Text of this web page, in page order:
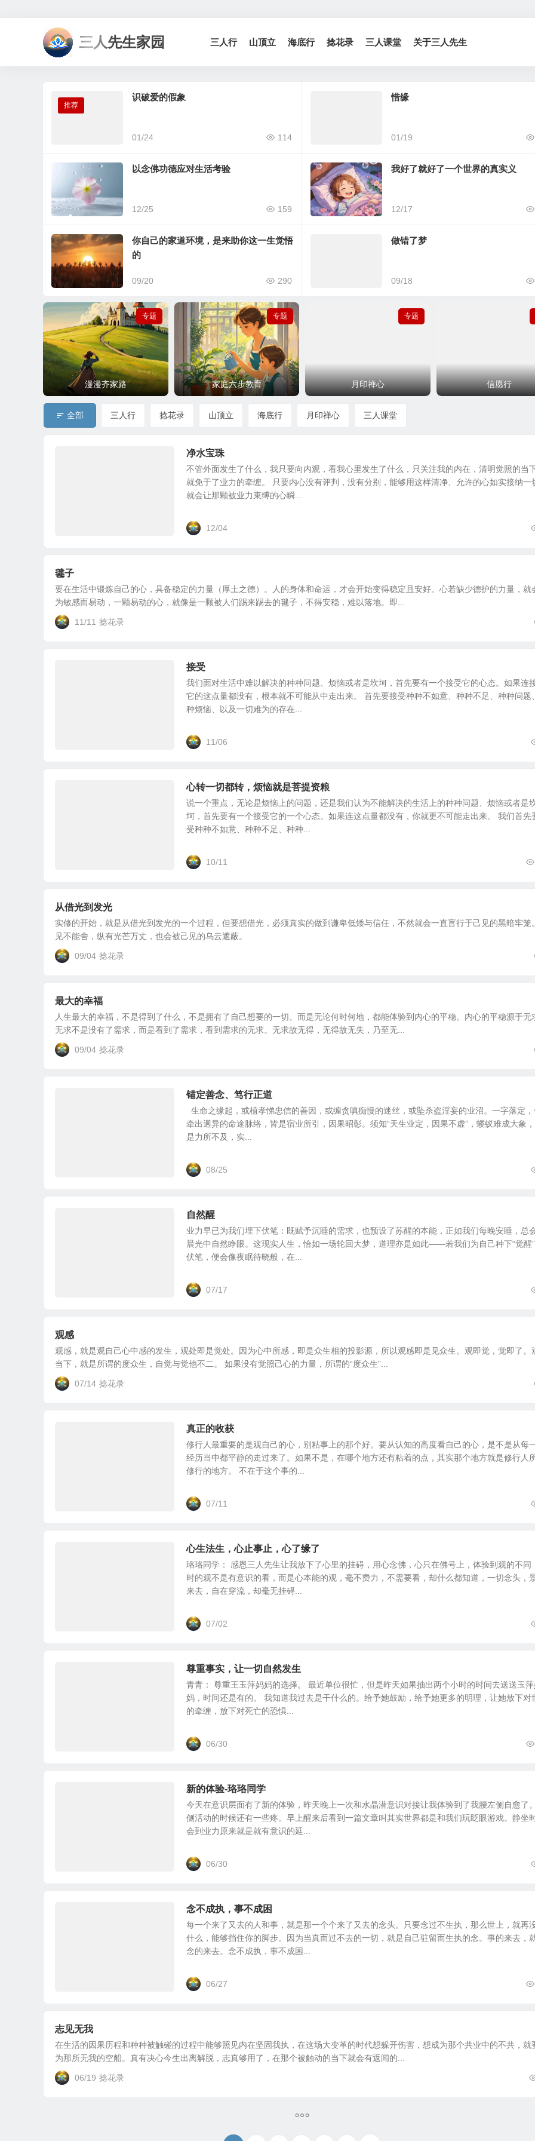
三人先生家园 三人行 山顶立 海底行 捻花录 三人课堂 关于三人先生
推荐
识破爱的假象
01/24 114
惜缘
01/19
以念佛功德应对生活考验
12/25 159
我好了就好了一个世界的真实义
12/17
你自己的家道环境，是来助你这一生觉悟
的
09/20 290
做错了梦
09/18
专题
三人学习平台青青师兄真做
实行案例分享
漫漫齐家路
专题
三人学习平台一香主播讲解
家庭六步教育
专题
月印禅心 信愿行
全部 三人行 捻花录 山顶立 海底行 月印禅心 三人课堂
净水宝珠
不管外面发生了什么，我只要向内观，看我心里发生了什么，只关注我的内在，清明觉照的当
就免于了业力的牵缠。 只要内心没有评判，没有分别，能够用这样清净、允许的心如实接纳一
就会让那颗被业力束缚的心瞬...
12/04
毽子
要在生活中锻炼自己的心，具备稳定的力量（厚土之德）。人的身体和命运，才会开始变得稳定且安好。心若缺少德护的力量，就
为敏感而易动，一颗易动的心，就像是一颗被人们踢来踢去的毽子，不得安稳，难以落地。即...
11/11 捻花录
接受
我们面对生活中难以解决的种种问题、烦恼或者是坎坷，首先要有一个接受它的心态。如果连
它的这点量都没有，根本就不可能从中走出来。 首先要接受种种不如意、种种不足、种种问题
种烦恼、以及一切难为的存在...
11/06
心转一切都转，烦恼就是菩提资粮
说一个重点，无论是烦恼上的问题，还是我们认为不能解决的生活上的种种问题、烦恼或者是
坷，首先要有一个接受它的一个心态。如果连这点量都没有，你就更不可能走出来。 我们首先
受种种不如意、种种不足、种种...
10/11
从借光到发光
实修的开始，就是从借光到发光的一个过程，但要想借光，必须真实的做到谦卑低矮与信任，不然就会一直盲行于己见的黑暗牢笼
见不能舍，纵有光芒万丈，也会被己见的乌云遮蔽。
09/04 捻花录
最大的幸福
人生最大的幸福，不是得到了什么，不是拥有了自己想要的一切。而是无论何时何地，都能体验到内心的平稳。内心的平稳源于无
无求不是没有了需求，而是看到了需求，看到需求的无求。无求故无得，无得故无失，乃至无...
09/04 捻花录
锚定善念、笃行正道
生命之缘起，或植孝悌忠信的善因，或缠贪嗔痴慢的迷丝，或坠杀盗淫妄的业沼。一字落定，
牵出迥异的命途脉络，皆是宿业所引，因果昭彰。须知“天生业定，因果不虚”，蝼蚁难成大象
是力所不及，实...
08/25
自然醒
业力早已为我们埋下伏笔：既赋予沉睡的需求，也预设了苏醒的本能，正如我们每晚安睡，总
晨光中自然睁眼。这现实人生，恰如一场轮回大梦，道理亦是如此——若我们为自己种下“觉醒
伏笔，便会像夜眠待晓般，在...
07/17
观感
观感，就是观自己心中感的发生，观处即是觉处。因为心中所感，即是众生相的投影源，所以观感即是见众生。观即觉，觉即了。
当下，就是所谓的度众生，自觉与觉他不二。 如果没有觉照己心的力量，所谓的“度众生”...
07/14 捻花录
真正的收获
修行人最重要的是观自己的心，别粘事上的那个好。要从认知的高度看自己的心，是不是从每
经历当中都平静的走过来了。如果不是，在哪个地方还有粘着的点，其实那个地方就是修行人
修行的地方。 不在于这个事的...
07/11
心生法生，心止事止，心了缘了
珞珞同学： 感恩三人先生让我放下了心里的挂碍，用心念佛，心只在佛号上，体验到观的不同
时的观不是有意识的看，而是心本能的观，毫不费力，不需要看，却什么都知道，一切念头，
来去，自在穿流，却毫无挂碍...
07/02
尊重事实，让一切自然发生
青青： 尊重王玉萍妈妈的选择。 最近单位很忙，但是昨天如果抽出两个小时的时间去送送玉
妈，时间还是有的。 我知道我过去是干什么的。给予她鼓励，给予她更多的明理，让她放下对
的牵缠，放下对死亡的恐惧...
06/30
新的体验-珞珞同学
今天在意识层面有了新的体验，昨天晚上一次和水晶潜意识对接让我体验到了我腰左侧自愈了
侧活动的时候还有一些疼。早上醒来后看到一篇文章叫其实世界都是和我们玩眨眼游戏。静坐
会到业力原来就是就有意识的延...
06/30
念不成执，事不成困
每一个来了又去的人和事，就是那一个个来了又去的念头。只要念过不生执，那么世上，就再
什么，能够挡住你的脚步。因为当真而过不去的一切，就是自己驻留而生执的念。事的来去，
念的来去。念不成执，事不成困...
06/27
志见无我
在生活的因果历程和种种被触碰的过程中能够照见内在坚固我执，在这场大变革的时代想躲开伤害，想成为那个共业中的不共，就
为那所无我的空船。真有决心今生出离解脱，志真够用了，在那个被触动的当下就会有返闻的...
06/19 捻花录